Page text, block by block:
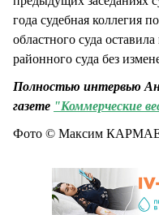
года судебная коллегия
областного суда
районного суда без
Полностью интервью
газете "Коммерческие
Фото © Максим